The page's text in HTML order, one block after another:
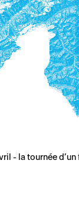
- la tournée